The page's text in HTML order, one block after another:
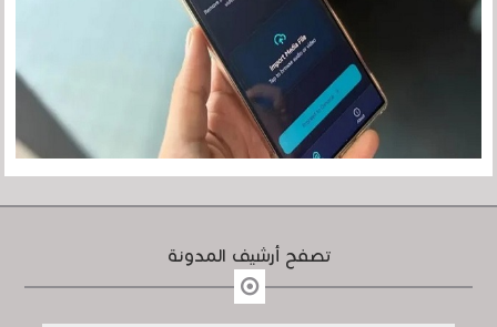
تصفح أرشيف المدونة